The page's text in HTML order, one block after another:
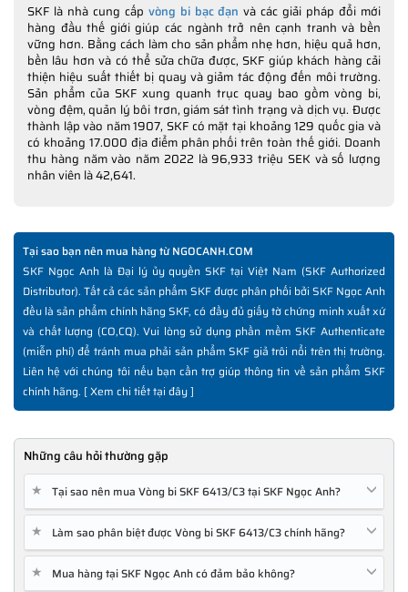
SKF là nhà cung cấp vòng bi bạc đạn và các giải pháp đổi mới
hàng đầu thế giới giúp các ngành trở nên cạnh tranh và bền
vững hơn. Bằng cách làm cho sản phẩm nhẹ hơn, hiệu quả hơn,
bền lâu hơn và có thể sửa chữa được, SKF giúp khách hàng cải
thiện hiệu suất thiết bị quay và giảm tác động đến môi trường.
Sản phẩm của SKF xung quanh trục quay bao gồm vòng bi,
vòng đệm, quản lý bôi trơn, giám sát tình trạng và dịch vụ. Được
thành lập vào năm 1907, SKF có mặt tại khoảng 129 quốc gia và
có khoảng 17.000 địa điểm phân phối trên toàn thế giới. Doanh
thu hàng năm vào năm 2022 là 96,933 triệu SEK và số lượng
nhân viên là 42,641.
Tại sao bạn nên mua hàng từ NGOCANH.COM
SKF Ngọc Anh là Đại lý ủy quyền SKF tại Việt Nam (SKF Authorized
Distributor). Tất cả các sản phẩm SKF được phân phối bởi SKF Ngọc Anh
đều là sản phẩm chính hãng SKF, có đầy đủ giấy tờ chứng minh xuất xứ
và chất lượng (CO,CQ). Vui lòng sử dụng phần mềm SKF Authenticate
(miễn phí) để tránh mua phải sản phẩm SKF giả trôi nổi trên thị trường.
Liên hệ với chúng tôi nếu bạn cần trợ giúp thông tin về sản phẩm SKF
chính hãng. [Xem chi tiết tại đây]
Những câu hỏi thường gặp
★ Tại sao nên mua Vòng bi SKF 6413/C3 tại SKF Ngọc Anh?
★ Làm sao phân biệt được Vòng bi SKF 6413/C3 chính hãng?
★ Mua hàng tại SKF Ngọc Anh có đảm bảo không?